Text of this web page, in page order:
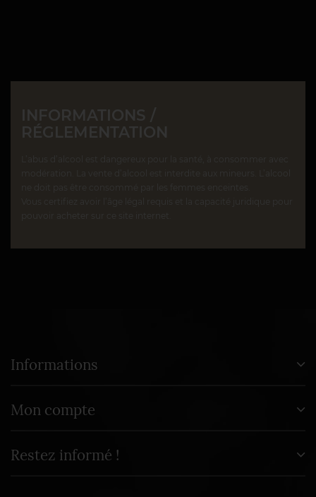
INFORMATIONS /
RÉGLEMENTATION
Informations
Mon compte
Restez informé !